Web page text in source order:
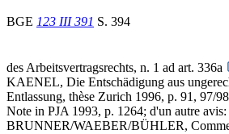
BGE 123 III 391 S. 394
des Arbeitsvertragsrechts, n. 1 ad art. 336a
KAENEL, Die Entschädigung aus
Entlassung, thèse Zurich 1996, p. 91, 97/
Note in PJA 1993, p. 1264; d'un autre
BRUNNER/WAEBER/BÜHLER,